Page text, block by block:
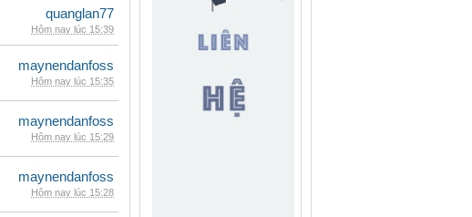
quanglan77
Hôm nay lúc 15:39
maynendanfoss
Hôm nay lúc 15:35
maynendanfoss
Hôm nay lúc 15:29
maynendanfoss
Hôm nay lúc 15:28